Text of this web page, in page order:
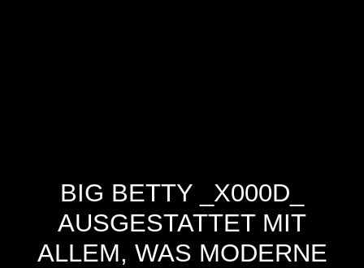
BIG BETTY _X000D_
AUSGESTATTET MIT
ALLEM, WAS MODERNE